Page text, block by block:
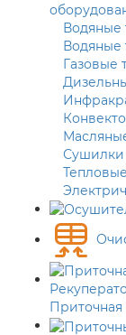
Водяные
Водяные
Газовые
Сушилки